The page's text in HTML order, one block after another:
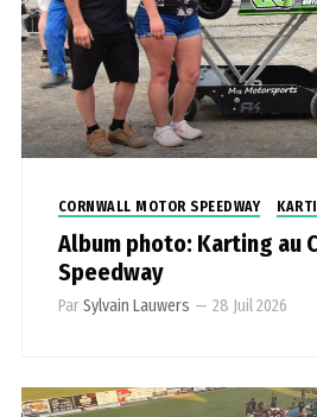
CORNWALL MOTOR SPEEDWAY
Album photo: Karting au
Speedway
ParSylvain Lauwers — 28 Juil 2026